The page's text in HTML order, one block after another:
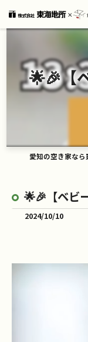
🌟🎉【
🌟🎉【ベビ
2024/10/10